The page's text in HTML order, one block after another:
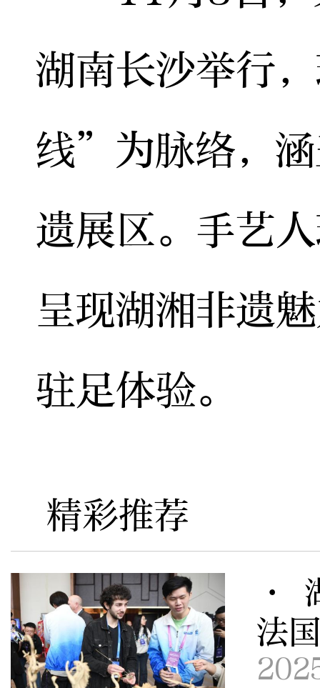
湖南长沙举行
线”为脉络，
遗展区。手艺
呈现湖湘非遗
驻足体验。
精彩推荐
·
法